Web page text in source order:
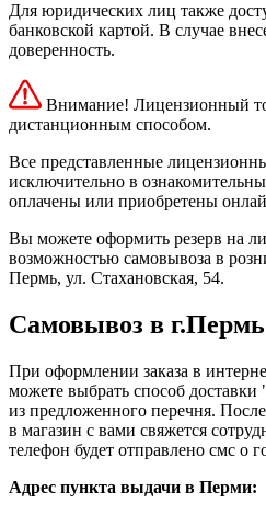
Для юридических лиц также
банковской картой. В случае
доверенность.
Внимание! Лицензионный
дистанционным способом.
Все представленные
исключительно в
оплачены или приобретены
Вы можете оформить резерв на
возможностью самовывоза в
Пермь, ул. Стахановская, 54.
Самовывоз в г.Пермь
При оформлении заказа в
можете выбрать способ
из предложенного перечня.
в магазин с вами свяжется
телефон будет отправлено смс о
Адрес пункта выдачи в Перми: